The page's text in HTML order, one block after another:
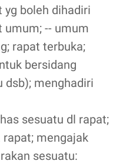
yg boleh dihadiri
umum; -- umum
rapat terbuka;
bersidang
dsb); menghadiri
sesuatu dl rapat;
mengajak
sesuatu: